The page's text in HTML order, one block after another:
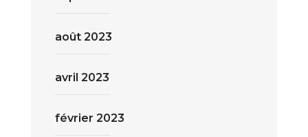
août 2023
avril 2023
février 2023